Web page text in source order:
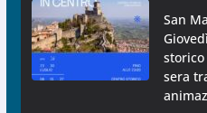
San
sera